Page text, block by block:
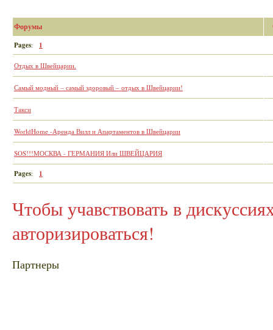
Форумы
Pages: 1
Отдых в Швейцарии.
Самый модный – самый здоровый – отдых в Швейцарии!
Такси
WorldHome -Аренда Вилл и Апартаментов в Швейцарии
SOS!!!МОСКВА - ГЕРМАНИЯ Или ШВЕЙЦАРИЯ
Pages: 1
Чтобы учавствовать в
авторизироваться!
Партнеры